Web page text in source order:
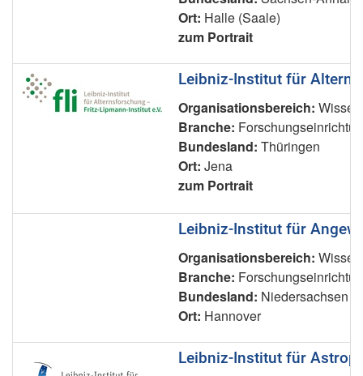
Ort: Halle (Saale)
zum Portrait
Leibniz-Institut für
Organisationsbereich:
Branche:
Bundesland: Thüringen
Ort: Jena
zum Portrait
Leibniz-Institut für
Organisationsbereich:
Branche:
Bundesland: Niedersachsen
Ort: Hannover
Leibniz-Institut für